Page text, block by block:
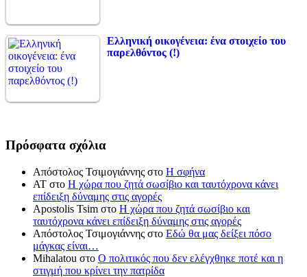
Ελληνική οικογένεια: ένα στοιχείο του
παρελθόντος (!)
Πρόσφατα σχόλια
Απόστολος Τσιμογιάννης στο Η σφήνα
ΑΤ στο Η χώρα που ζητά σωσίβιο και ταυτόχρονα κάνει
επίδειξη δύναμης στις αγορές
Apostolis Tsim στο Η χώρα που ζητά σωσίβιο και
ταυτόχρονα κάνει επίδειξη δύναμης στις αγορές
Απόστολος Τσιμογιάννης στο Εδώ θα μας δείξει πόσο
μάγκας είναι…
Mihalatou στο Ο πολιτικός που δεν ελέγχθηκε ποτέ και η
στιγμή που κρίνει την πατρίδα